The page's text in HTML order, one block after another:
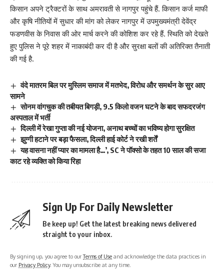
किसान अपने ट्रैक्टरों के साथ अमरावती से नागपुर पहुंचे हैं. किसान कर्ज माफी
और कृषि नीतियों में सुधार की मांग को लेकर नागपुर में उपमुख्यमंत्री देवेंद्र
फडणवीस के निवास की ओर मार्च करने की कोशिश कर रहे हैं. स्थिति को देखते
हुए पुलिस ने पूरे शहर में नाकाबंदी कर दी है और सुरक्षा बलों की अतिरिक्त तैनाती
की गई है.
वंदे मातरम बिल पर मुस्लिम समाज में मतभेद, विरोध और समर्थन के सुर आए
सामने
सोनम वांगचुक की तबीयत बिगड़ी, 9.5 किलो वजन घटने के बाद सफदरजंग
अस्पताल में भर्ती
दिल्ली में रेखा गुप्ता की नई योजना, अनाथ बच्चों का भविष्य होगा सुरक्षित
झुग्गी हटाने पर बड़ा फैसला, दिल्ली हाई कोर्ट ने रखी शर्तें
यह वासना नहीं प्यार का मामला है…’, SC ने पॉक्सो के तहत 10 साल की सजा
काट रहे व्यक्ति को किया रिहा
Sign Up For Daily Newsletter
Be keep up! Get the latest breaking news delivered
straight to your inbox.
By signing up, you agree to ourTerms of Use and acknowledge the data practices in
our Privacy Policy. You may unsubscribe at any time.